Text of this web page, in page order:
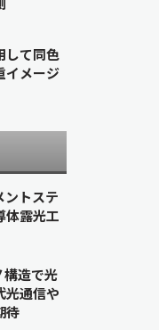
して同色
イメージ
ントステ
露光工
構造で光
通信や
待